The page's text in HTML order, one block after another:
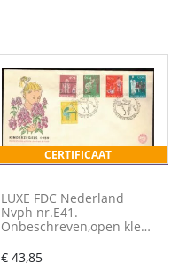
CERTIFICAAT
LUXE FDC Nederland
Nvph nr.E41.
Onbeschreven,open klep
€ 43,85